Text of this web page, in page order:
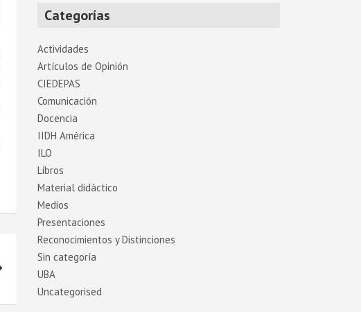
Categorías
Actividades
Artí­culos de Opinión
CIEDEPAS
Comunicación
Docencia
IIDH América
ILO
Libros
Material didáctico
Medios
Presentaciones
Reconocimientos y Distinciones
Sin categoría
UBA
Uncategorised